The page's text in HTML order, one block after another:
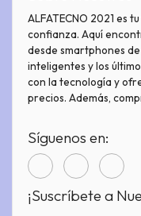
ALFATECNO 2021 es
confianza. Aquí
desde smartphones
inteligentes y los
con la tecnología y
precios. Además,
Síguenos en:
¡Suscríbete a